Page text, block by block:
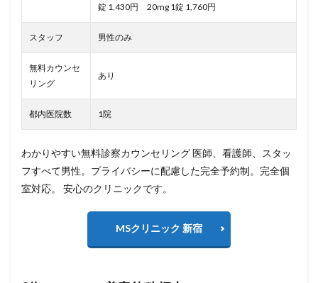
錠 1,430円 20mg 1錠 1,760円
スタッフ 男性のみ
無料カウンセ
リング
あり
都内医院数 1院
わかりやすい無料診察カウンセリング 医師、看護師、スタッ
フすべて男性。プライバシーに配慮した完全予約制。完全個
室対応。 安心のクリニックです。
MSクリニック 新宿